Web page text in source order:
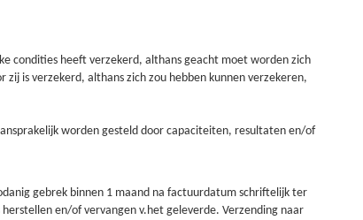
condities heeft verzekerd, althans geacht moet worden zich
is verzekerd, althans zich zou hebben kunnen verzekeren,
worden gesteld door capaciteiten, resultaten en/of
gebrek binnen 1 maand na factuurdatum schriftelijk ter
en/of vervangen v.het geleverde. Verzending naar